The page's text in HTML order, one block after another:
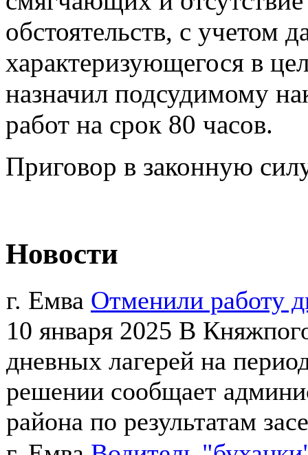
обстоятельств, с учетом
характеризующегося в
назначил подсудимому
работ на срок 80 часов.
Приговор в законную
Новости
г. Емва Отменили работу
10 января 2025 В
дневных лагерей на
решении сообщает
района по результатам